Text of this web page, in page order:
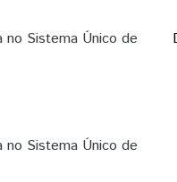
no Sistema Único de
no Sistema Único de